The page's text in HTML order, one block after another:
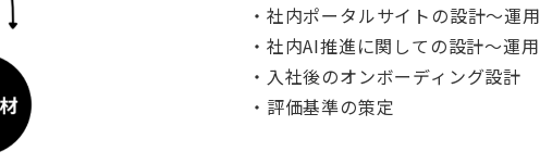
・社内ポータルサイトの設計〜運用
・社内AI推進に関しての設計〜運用
・入社後のオンボーディング設計
・評価基準の策定